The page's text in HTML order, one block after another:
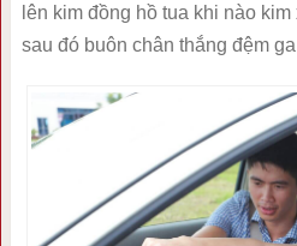
lên kim đồng hồ tua khi nào
sau đó buôn chân thắng đệm